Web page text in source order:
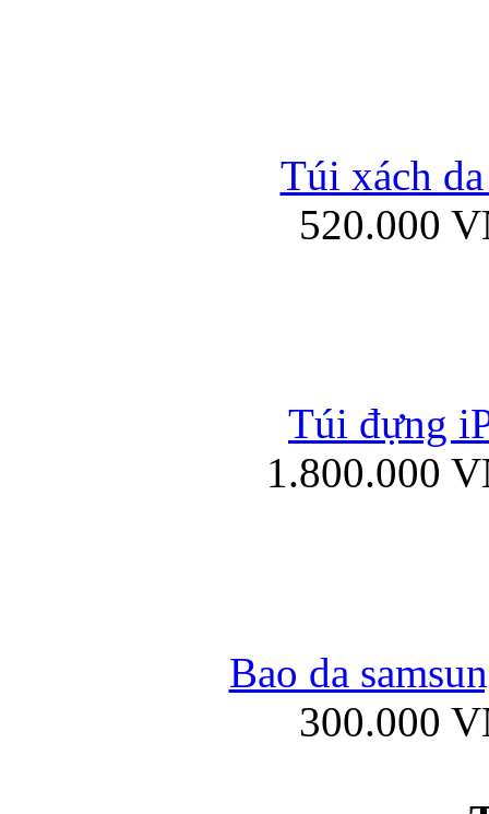
Bao da iPad
Túi xách da
Túi xách
520.000
Túi đựng
1.800.000
Bao da
300.000